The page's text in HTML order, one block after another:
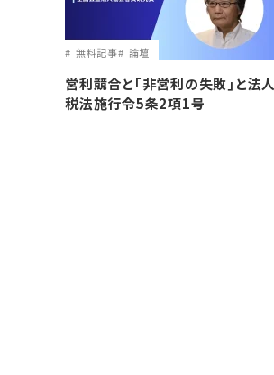
無料記事 論壇
営利競合と｢非営利の失敗｣と法人
税法施行令5条2項1号